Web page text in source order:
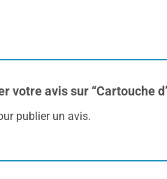
votre avis sur “Cartouche
publier un avis.